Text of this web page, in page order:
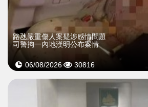
​路氹嚴重傷人案疑涉感情問題
司警拘一內地漢明公布案情
06/08/2026 30816